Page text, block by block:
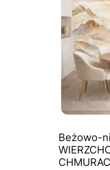
Beżowo-